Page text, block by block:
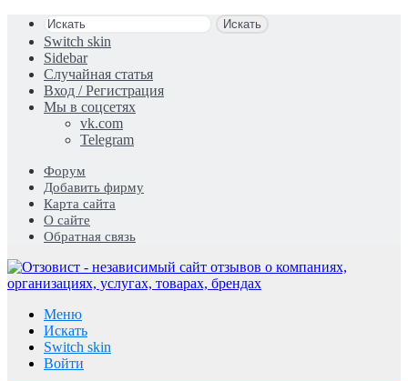
Искать
Switch skin
Sidebar
Случайная статья
Вход / Регистрация
Мы в соцсетях
vk.com
Telegram
Форум
Добавить фирму
Карта сайта
О сайте
Обратная связь
Меню
Искать
Switch skin
Войти